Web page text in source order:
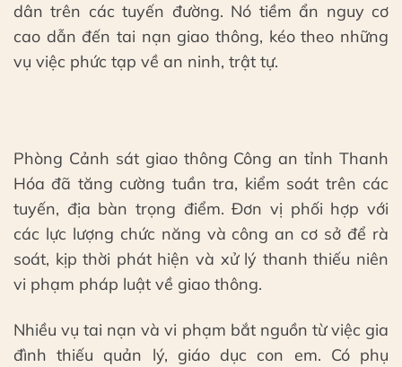
dân trên các tuyến đường. Nó tiềm ẩn nguy cơ
cao dẫn đến tai nạn giao thông, kéo theo những
vụ việc phức tạp về an ninh, trật tự.
Phòng Cảnh sát giao thông Công an tỉnh Thanh
Hóa đã tăng cường tuần tra, kiểm soát trên các
tuyến, địa bàn trọng điểm. Đơn vị phối hợp với
các lực lượng chức năng và công an cơ sở để rà
soát, kịp thời phát hiện và xử lý thanh thiếu niên
vi phạm pháp luật về giao thông.
Nhiều vụ tai nạn và vi phạm bắt nguồn từ việc gia
đình thiếu quản lý, giáo dục con em. Có phụ